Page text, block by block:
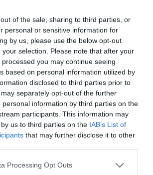
of the sale, sharing to third parties, or
personal or sensitive information for
by us, please use the below opt-out
selection. Please note that after your
you may continue seeing
based on personal information utilized by
disclosed to third parties prior to
separately opt-out of the further
personal information by third parties on the
participants. This information may
us to third parties on the IAB’s List of
that may further disclose it to other
Processing Opt Outs